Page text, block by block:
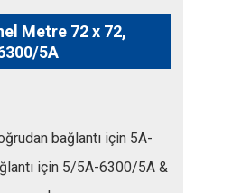
Metre 72 x 72,
5A
bağlantı için 5A-
için 5/5A-6300/5A &